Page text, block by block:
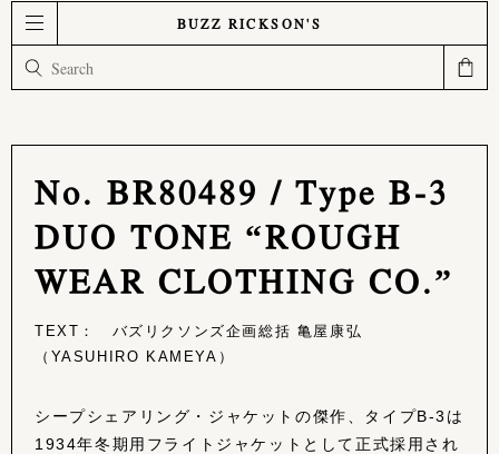
BUZZ RICKSON'S
No. BR80489 / Type B-3
DUO TONE “ROUGH
WEAR CLOTHING CO.”
TEXT： バズリクソンズ企画総括 亀屋康弘
（YASUHIRO KAMEYA）
シープシェアリング・ジャケットの傑作、タイプB-3は
1934年冬期用フライトジャケットとして正式採用され